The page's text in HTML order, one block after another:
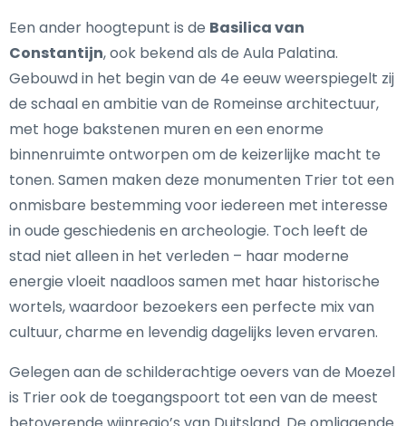
Een ander hoogtepunt is de Basilica van
Constantijn, ook bekend als de Aula Palatina.
Gebouwd in het begin van de 4e eeuw weerspiegelt zij
de schaal en ambitie van de Romeinse architectuur,
met hoge bakstenen muren en een enorme
binnenruimte ontworpen om de keizerlijke macht te
tonen. Samen maken deze monumenten Trier tot een
onmisbare bestemming voor iedereen met interesse
in oude geschiedenis en archeologie. Toch leeft de
stad niet alleen in het verleden – haar moderne
energie vloeit naadloos samen met haar historische
wortels, waardoor bezoekers een perfecte mix van
cultuur, charme en levendig dagelijks leven ervaren.
Gelegen aan de schilderachtige oevers van de Moezel
is Trier ook de toegangspoort tot een van de meest